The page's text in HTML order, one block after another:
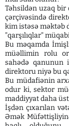
Təhsildən uzaq bir
çərçivəsində
kim istəsə məktəb
"qarşılıqlar"
​Bu məqamda
müəllimin rolu
sahədə qanunun
direktoru niyə bu
Bu müdafiənin
odur ki, sektor
maddiyyat daha
​İşdən çıxarılan
Əmək